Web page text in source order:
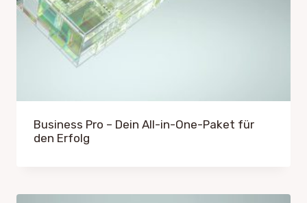
Business Pro – Dein All-in-One-Paket für
den Erfolg